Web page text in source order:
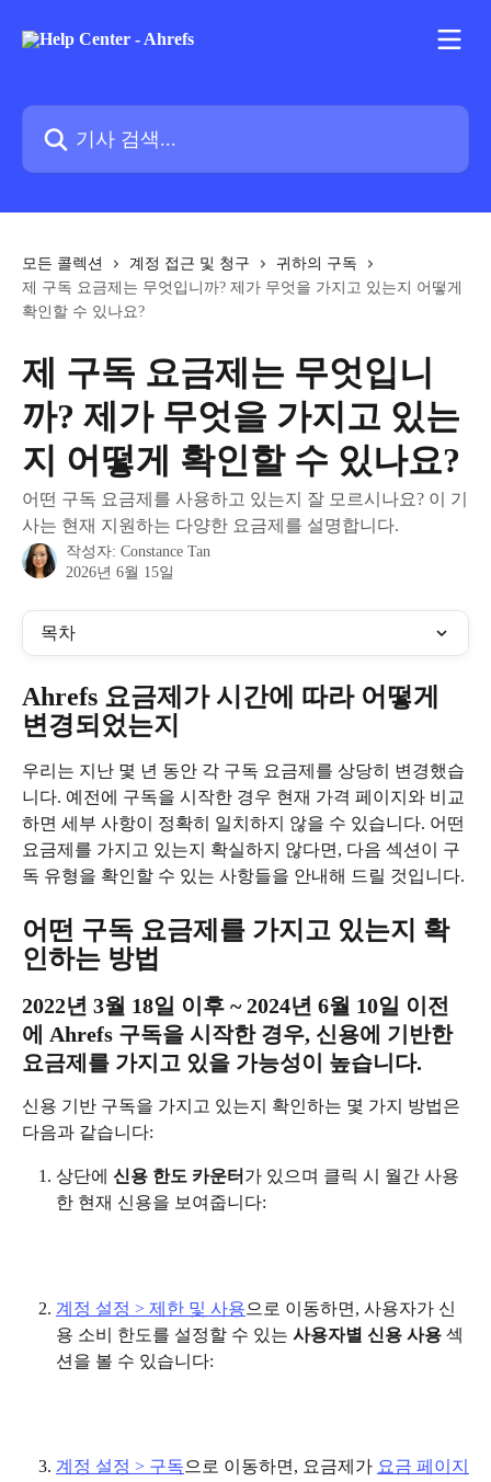
기사 검색...
모든 콜렉션 계정 접근 및 청구
귀하의 구독
제 구독 요금제는 무엇입니까? 제가 무엇을 가지고 있는지 어떻게
확인할 수 있나요?
제 구독 요금제는 무엇입니
까? 제가 무엇을 가지고 있는
지 어떻게 확인할 수 있나요?
어떤 구독 요금제를 사용하고 있는지 잘 모르시나요? 이 기
사는 현재 지원하는 다양한 요금제를 설명합니다.
작성자: Constance Tan
2026년 6월 15일
목차
Ahrefs 요금제가 시간에 따라 어떻게
변경되었는지
우리는 지난 몇 년 동안 각 구독 요금제를 상당히 변경했습
니다. 예전에 구독을 시작한 경우 현재 가격 페이지와 비교
하면 세부 사항이 정확히 일치하지 않을 수 있습니다. 어떤
요금제를 가지고 있는지 확실하지 않다면, 다음 섹션이 구
독 유형을 확인할 수 있는 사항들을 안내해 드릴 것입니다.
어떤 구독 요금제를 가지고 있는지 확
인하는 방법
2022년 3월 18일 이후 ~ 2024년 6월 10일 이전
에 Ahrefs 구독을 시작한 경우, 신용에 기반한
요금제를 가지고 있을 가능성이 높습니다.
신용 기반 구독을 가지고 있는지 확인하는 몇 가지 방법은
다음과 같습니다:
상단에 신용 한도 카운터 가 있으며 클릭 시 월간 사용
한 현재 신용을 보여줍니다:
계정 설정 > 제한 및 사용으로 이동하면, 사용자가 신
용 소비 한도를 설정할 수 있는 사용자별 신용 사용 섹
션을 볼 수 있습니다:
계정 설정 > 구독으로 이동하면, 요금제가 요금 페이지